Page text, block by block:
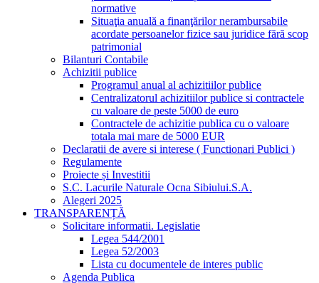
normative
Situaţia anuală a finanţărilor nerambursabile
acordate persoanelor fizice sau juridice fără scop
patrimonial
Bilanturi Contabile
Achizitii publice
Programul anual al achizitiilor publice
Centralizatorul achizitiilor publice si contractele
cu valoare de peste 5000 de euro
Contractele de achizitie publica cu o valoare
totala mai mare de 5000 EUR
Declaratii de avere si interese ( Functionari Publici )
Regulamente
Proiecte și Investitii
S.C. Lacurile Naturale Ocna Sibiului.S.A.
Alegeri 2025
TRANSPARENȚĂ
Solicitare informatii. Legislatie
Legea 544/2001
Legea 52/2003
Lista cu documentele de interes public
Agenda Publica